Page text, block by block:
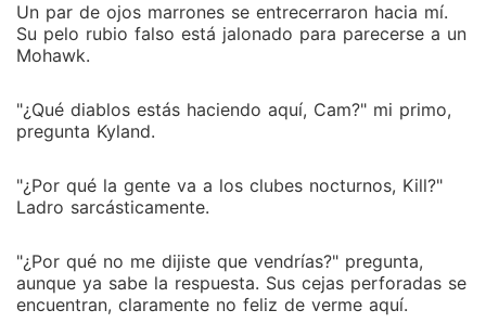
Un par de ojos marrones se entrecerraron hacia mí.
Su pelo rubio falso está jalonado para parecerse a un
Mohawk.
"¿Qué diablos estás haciendo aquí, Cam?" mi primo,
pregunta Kyland.
"¿Por qué la gente va a los clubes nocturnos, Kill?"
Ladro sarcásticamente.
"¿Por qué no me dijiste que vendrías?" pregunta,
aunque ya sabe la respuesta. Sus cejas perforadas se
encuentran, claramente no feliz de verme aquí.